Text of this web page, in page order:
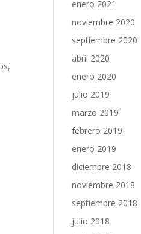
enero 2021
noviembre 2020
septiembre 2020
abril 2020
enero 2020
julio 2019
marzo 2019
febrero 2019
enero 2019
diciembre 2018
noviembre 2018
septiembre 2018
julio 2018